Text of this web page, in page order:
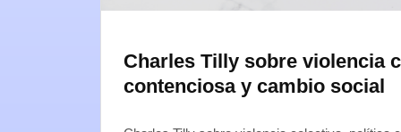
Charles Tilly sobre violencia
contenciosa y cambio social